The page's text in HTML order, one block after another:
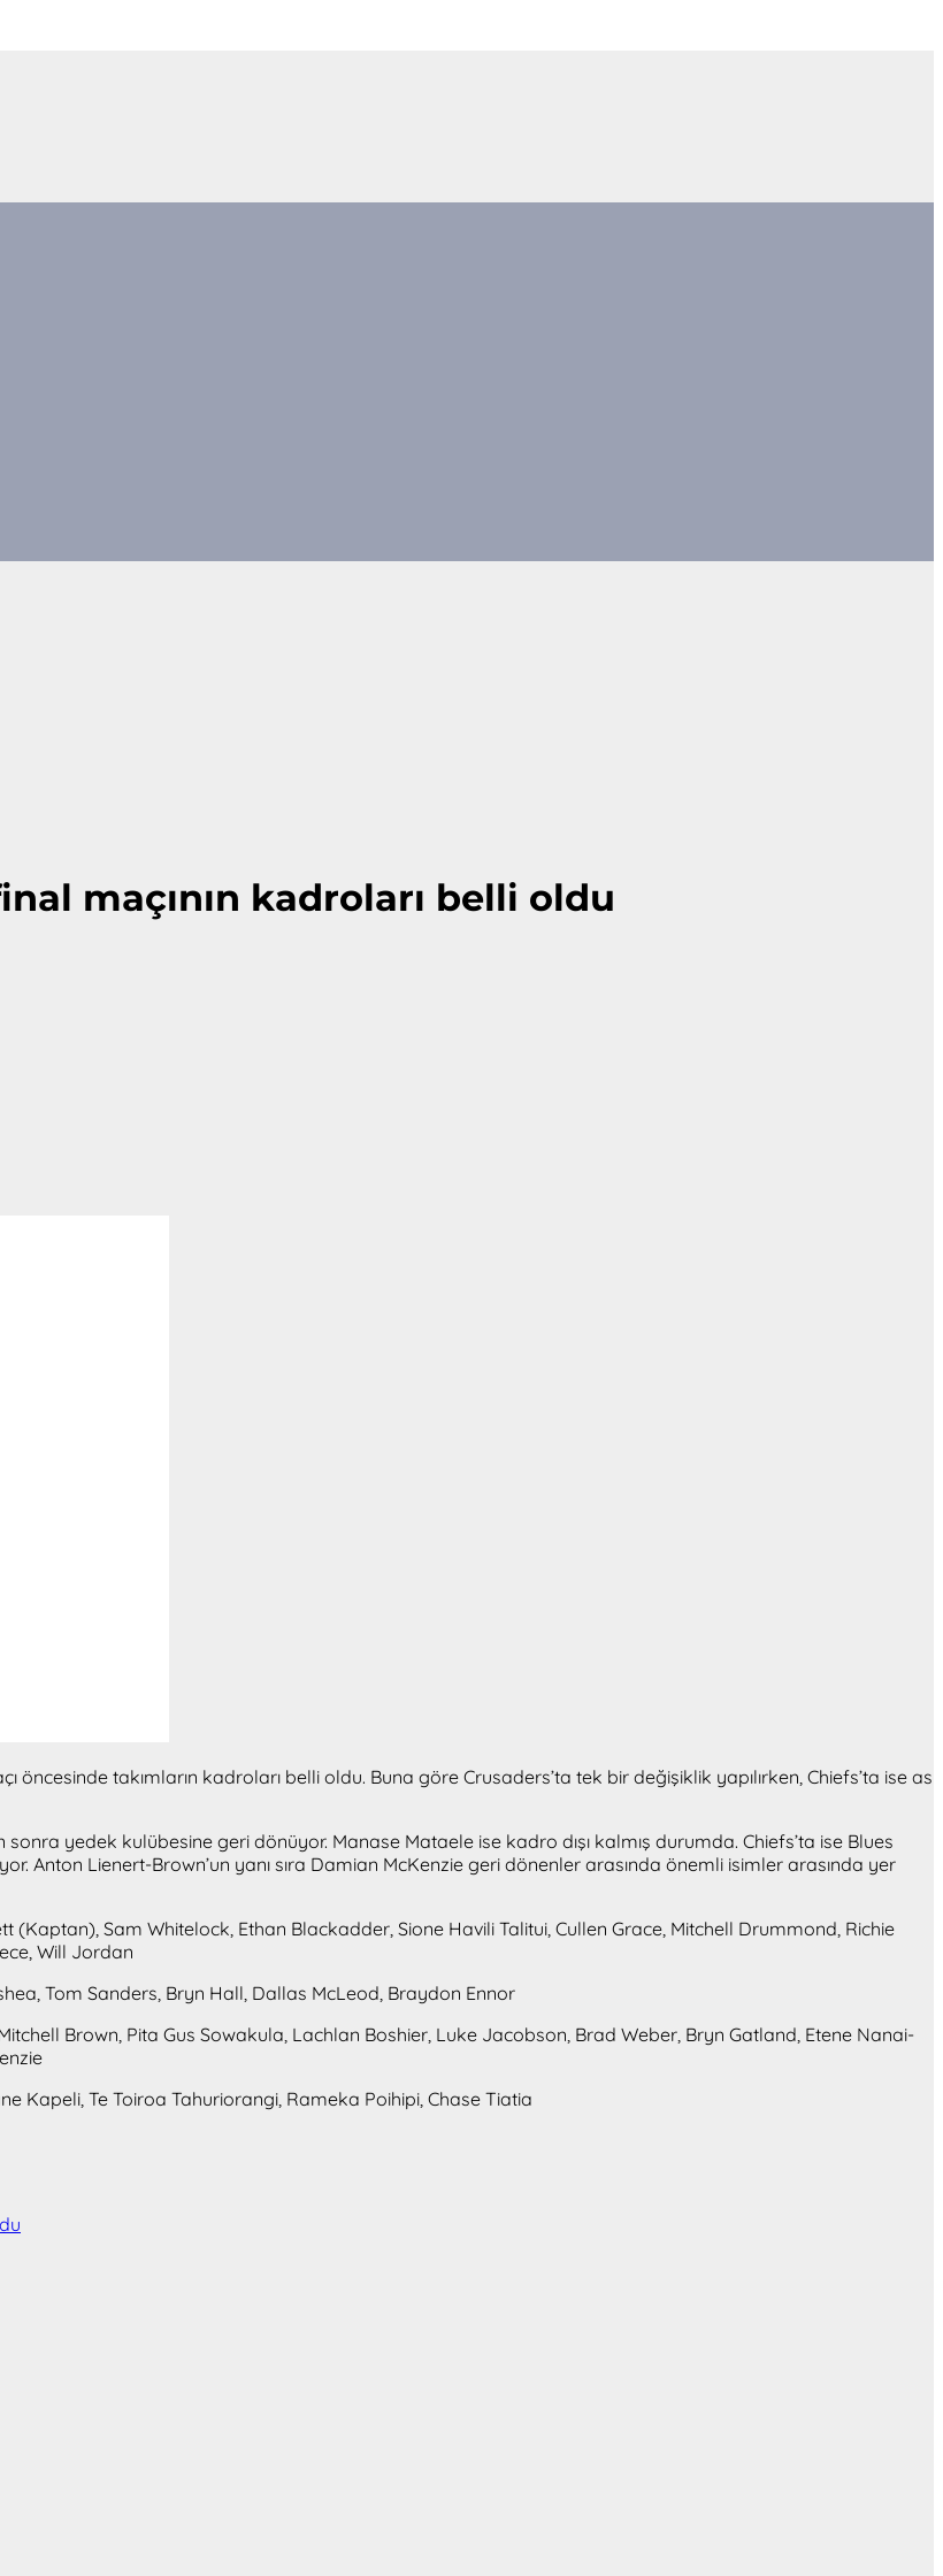
maçının kadroları belli oldu
takımların kadroları belli oldu. Buna göre Crusaders’ta tek bir değişiklik yapılırken, Chiefs’ta ise as
yedek kulübesine geri dönüyor. Manase Mataele ise kadro dışı kalmış durumda. Chiefs’ta ise Blues
Anton Lienert-Brown’un yanı sıra Damian McKenzie geri dönenler arasında önemli isimler arasında yer
Sam Whitelock, Ethan Blackadder, Sione Havili Talitui, Cullen Grace, Mitchell Drummond, Richie
Will Jordan
Tom Sanders, Bryn Hall, Dallas McLeod, Braydon Ennor
Brown, Pita Gus Sowakula, Lachlan Boshier, Luke Jacobson, Brad Weber, Bryn Gatland, Etene Nanai-
Kapeli, Te Toiroa Tahuriorangi, Rameka Poihipi, Chase Tiatia